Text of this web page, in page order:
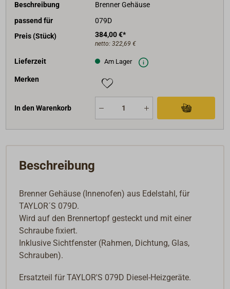
Beschreibung
Brenner Gehäuse
passend für
079D
Preis (Stück)
384,00 €*
netto: 322,69 €
Lieferzeit Am Lager
Merken
In den Warenkorb
Beschreibung
Brenner Gehäuse (Innenofen) aus Edelstahl, für
TAYLOR´S 079D.
Wird auf den Brennertopf gesteckt und mit einer
Schraube fixiert.
Inklusive Sichtfenster (Rahmen, Dichtung, Glas,
Schrauben).
Ersatzteil für TAYLOR'S 079D Diesel-Heizgeräte.